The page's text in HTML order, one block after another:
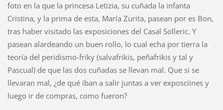
foto en la que la princesa Letizia, su cuñada la infanta
Cristina, y la prima de esta, María Zurita, pasean por es Bon,
tras haber visitado las exposiciones del Casal Solleric. Y
pasean alardeando un buen rollo, lo cual echa por tierra la
teoría del peridismo-friky (salvafrikis, peñafrikis y tal y
Pascual) de que las dos cuñadas se llevan mal. Que si se
llevaran mal, ¿de qué iban a salir juntas a ver exposciines y
luego ir de compras, como fueron?